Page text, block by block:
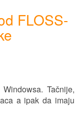
FLOSS-
Tačnije,
a ipak da imaju